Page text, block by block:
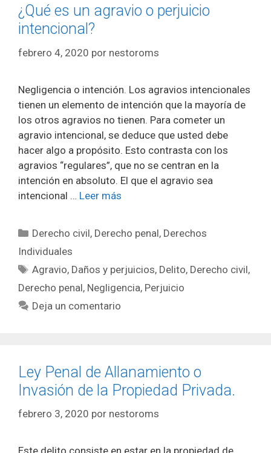
¿Qué es un agravio o perjuicio
intencional?
febrero 4, 2020 por nestoroms
Negligencia o intención. Los agravios intencionales
tienen un elemento de intención que la mayoría de
los otros agravios no tienen. Para cometer un
agravio intencional, se deduce que usted debe
hacer algo a propósito. Esto contrasta con los
agravios “regulares”, que no se centran en la
intención en absoluto. El que el agravio sea
intencional … Leer más
Categorías
Derecho civil, Derecho penal, Derechos
Individuales
Etiquetas
Agravio, Daños y perjuicios, Delito, Derecho civil,
Derecho penal, Negligencia, Perjuicio
Deja un comentario
Ley Penal de Allanamiento o
Invasión de la Propiedad Privada.
febrero 3, 2020 por nestoroms
Este delito consiste en estar en la propiedad de